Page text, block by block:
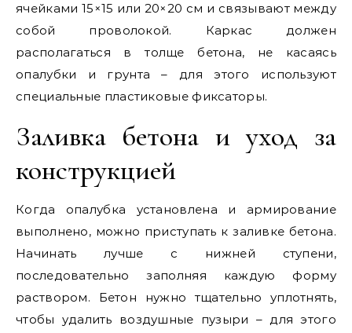
ячейками 15×15 или 20×20 см и связывают между
собой проволокой. Каркас должен
располагаться в толще бетона, не касаясь
опалубки и грунта – для этого используют
специальные пластиковые фиксаторы.
Заливка бетона и уход за
конструкцией
Когда опалубка установлена и армирование
выполнено, можно приступать к заливке бетона.
Начинать лучше с нижней ступени,
последовательно заполняя каждую форму
раствором. Бетон нужно тщательно уплотнять,
чтобы удалить воздушные пузыри – для этого